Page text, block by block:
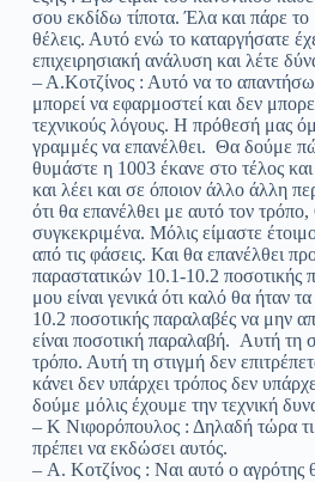
σου εκδίδω τίποτα. Έλα και πάρε
θέλεις. Αυτό ενώ το καταργήσατε
επιχειρησιακή ανάλυση και λέτε
– Α.Κοτζίνος : Αυτό να το
μπορεί να εφαρμοστεί και δεν
τεχνικούς λόγους. Η πρόθεσή μας
γραμμές να επανέλθει. Θα δούμε
θυμάστε η 1003 έκανε στο τέλος
και λέει και σε όποιον άλλο άλλη
ότι θα επανέλθει με αυτό τον
συγκεκριμένα. Μόλις είμαστε
από τις φάσεις. Και θα επανέλθει
παραστατικών 10.1-10.2
μου είναι γενικά ότι καλό θα ήταν
10.2 ποσοτικής παραλαβές να μην
είναι ποσοτική παραλαβή. Αυτή τη
τρόπο. Αυτή τη στιγμή δεν
κάνει δεν υπάρχει τρόπος δεν
δούμε μόλις έχουμε την τεχνική
– Κ Νιφορόπουλος : Δηλαδή τώρα τι
πρέπει να εκδώσει αυτός.
– A. Κοτζίνος : Ναι αυτό ο αγρότης